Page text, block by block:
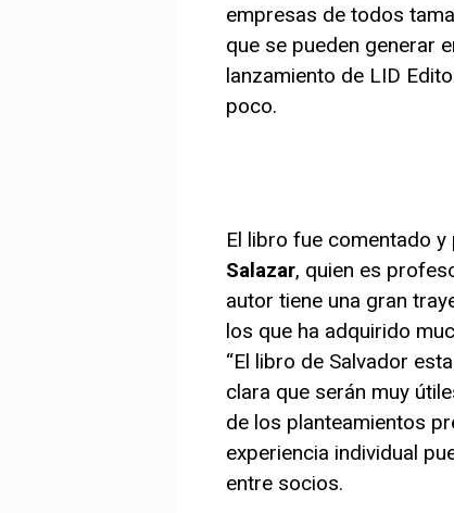
empresas de todos
que se pueden generar
lanzamiento de LID
poco.
El libro fue comentado
Salazar, quien es
autor tiene una gran
los que ha adquirido
“El libro de Salvador
clara que serán muy
de los planteamientos
experiencia individual
entre socios.